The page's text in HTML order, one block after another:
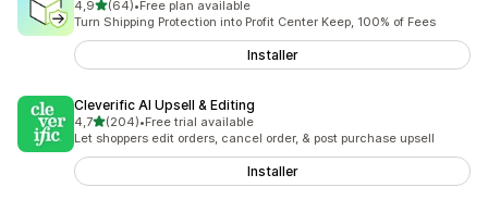
4,9av 5 stjerner
(64)
Totalt 64 omtaler
•Free plan available
Turn Shipping Protection into Profit Center Keep, 100% of Fees
Installer
Cleverific AI Upsell & Editing
4,7av 5 stjerner
(204)
Totalt 204 omtaler
•Free trial available
Let shoppers edit orders, cancel order, & post purchase upsell
Installer